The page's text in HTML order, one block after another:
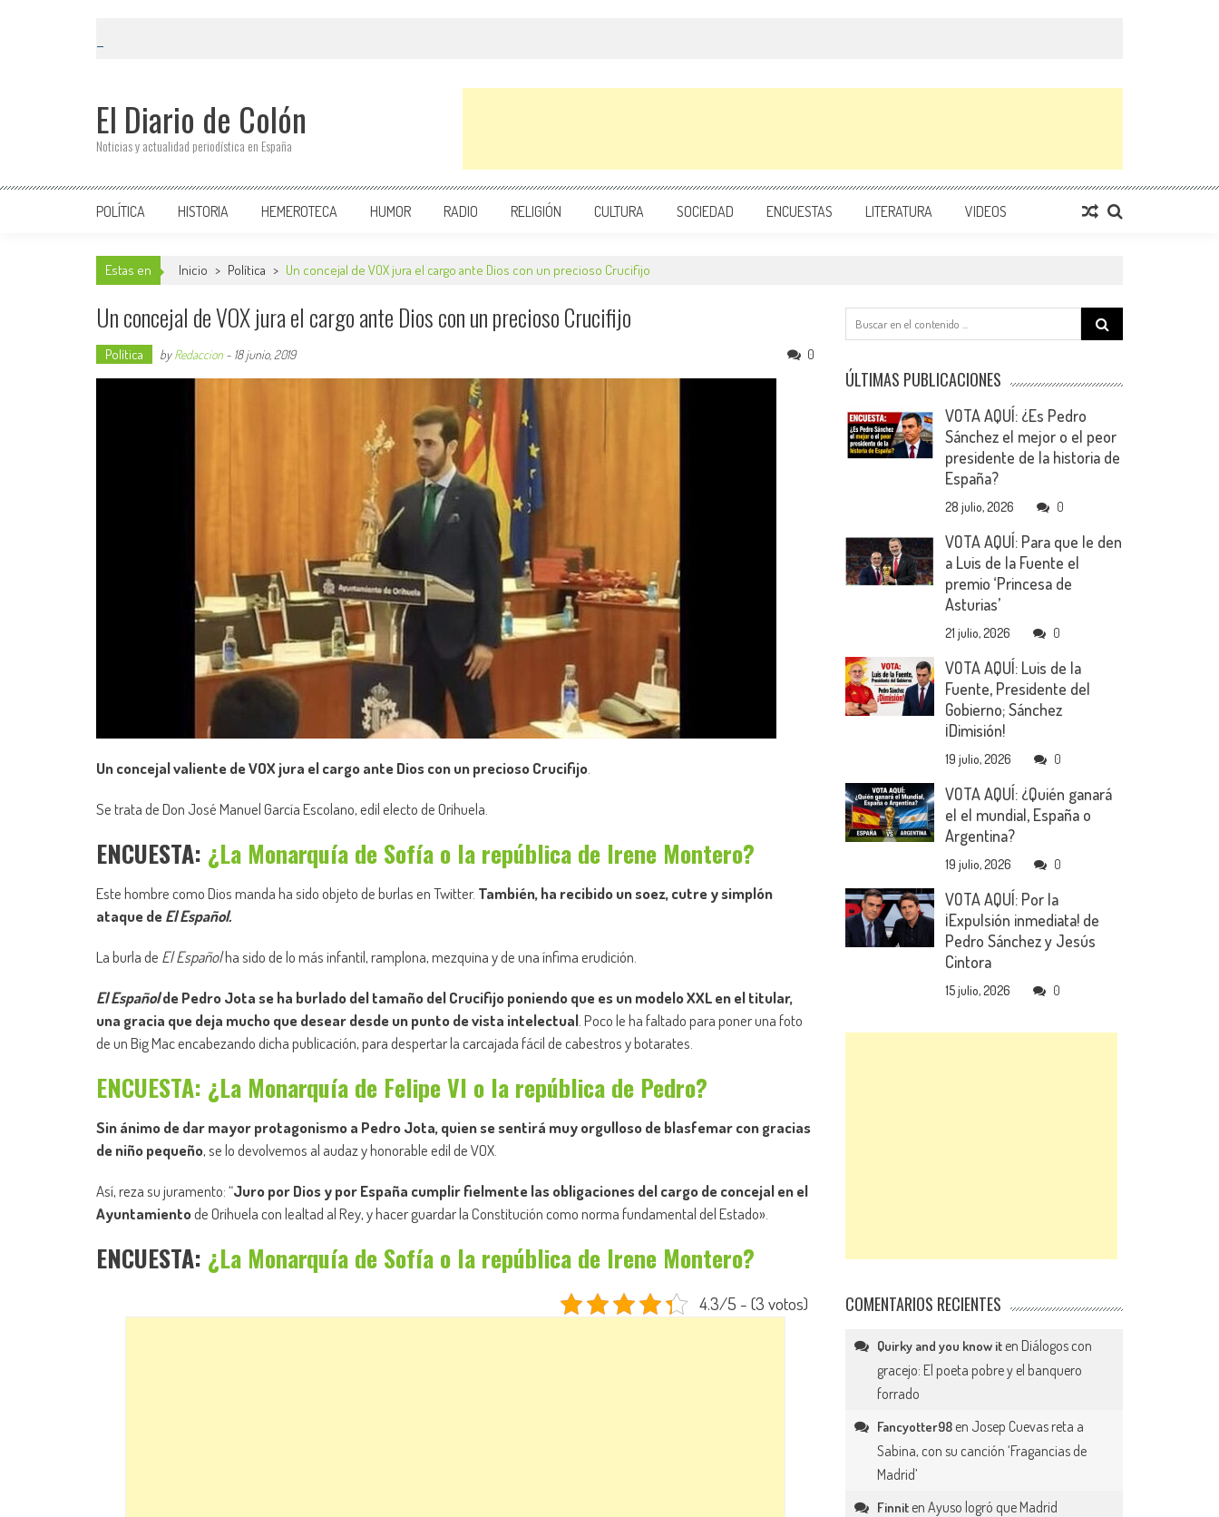
El Diario de Colón
Noticias y actualidad periodística en España
POLÍTICA HISTORIA HEMEROTECA HUMOR RADIO RELIGIÓN CULTURA SOCIEDAD ENCUESTAS LITERATURA VIDEOS
Estas en Inicio > Política > Un concejal de VOX jura el cargo ante Dios con un precioso Crucifijo
Un concejal de VOX jura el cargo ante Dios con un precioso Crucifijo
Política byRedaccion - 18 junio, 2019 0
Un concejal valiente de VOX jura el cargo ante Dios con un precioso Crucifijo
Se trata de Don José Manuel García Escolano, edil electo de Orihuela.
ENCUESTA: ¿La Monarquía de Sofía o la república de Irene Montero?
Este hombre como Dios manda ha sido objeto de burlas en Twitter. También, ha recibido un soez, cutre y simplón
ataque deEl Español.
La burla de El Españolha sido de lo más infantil, ramplona, mezquina y de una ínfima erudición.
El Españolde Pedro Jota se ha burlado del tamaño del Crucifijo poniendo que es un modelo XXL en el titular,
una gracia que deja mucho que desear desde un punto de vista intelectual . Poco le ha faltado para poner una foto
de un Big Mac encabezando dicha publicación, para despertar la carcajada fácil de cabestros y botarates.
ENCUESTA: ¿La Monarquía de Felipe VI o la república de Pedro?
Sin ánimo de dar mayor protagonismo a Pedro Jota, quien se sentirá muy orgulloso de blasfemar con gracias
de niño pequeño, se lo devolvemos al audaz y honorable edil de VOX.
Así, reza su juramento: “Juro por Dios y por España cumplir fielmente las obligaciones del cargo de concejal en el
Ayuntamientode Orihuela con lealtad al Rey, y hacer guardar la Constitución como norma fundamental del Estado».
ENCUESTA: ¿La Monarquía de Sofía o la república de Irene Montero?
4.3/5 - (3 votos)
Search
for:
ÚLTIMAS PUBLICACIONES
VOTA AQUÍ: ¿Es Pedro
Sánchez el mejor o el peor
presidente de la historia de
España?
28 julio, 2026 0
VOTA AQUÍ: Para que le den
a Luis de la Fuente el
premio ‘Princesa de
Asturias’
21 julio, 2026 0
VOTA AQUÍ: Luis de la
Fuente, Presidente del
Gobierno; Sánchez
¡Dimisión!
19 julio, 2026 0
VOTA AQUÍ: ¿Quién ganará
el el mundial, España o
Argentina?
19 julio, 2026 0
VOTA AQUÍ: Por la
¡Expulsión inmediata! de
Pedro Sánchez y Jesús
Cintora
15 julio, 2026 0
COMENTARIOS RECIENTES
Quirky and you know it en Diálogos con
gracejo: El poeta pobre y el banquero
forrado
Fancyotter98 en Josep Cuevas reta a
Sabina, con su canción ‘Fragancias de
Madrid’
Finnit enAyuso logró que Madrid